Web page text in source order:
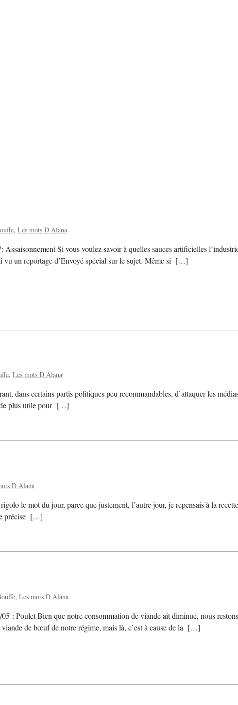
Les mots D Alana
Assaisonnement Si vous voulez savoir à quelles sauces artificielles
vu un reportage d’Envoyé spécial sur le sujet. Même si […]
Les mots D Alana
dans certains partis politiques peu recommandables, d’attaquer les
de plus utile pour […]
D Alana
le mot du jour, parce que justement, l’autre jour, je repensais à la
précise […]
Les mots D Alana
: Poulet Bien que notre consommation de viande ait diminué, nous
de bœuf de notre régime, mais là, c’est à cause de la […]